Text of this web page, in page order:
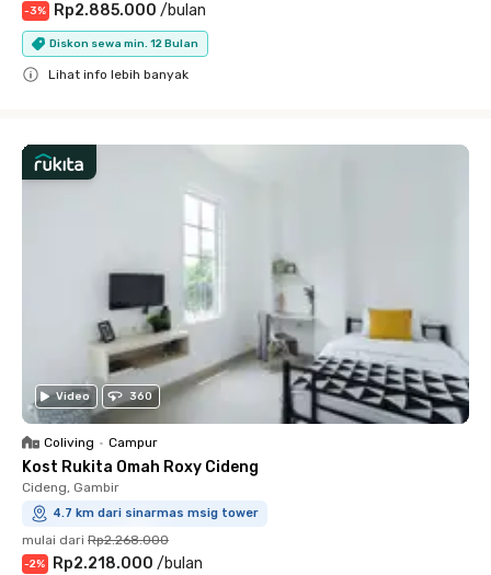
-3% Rp2.885.000 /bulan
Diskon sewa min. 12 Bulan
Lihat info lebih banyak
Video 360
Coliving • Campur
Kost Rukita Omah Roxy Cideng
Cideng, Gambir
4.7 km dari sinarmas msig tower
mulai dari Rp2.268.000
-2% Rp2.218.000 /bulan